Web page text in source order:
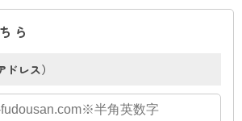
ら
レス）